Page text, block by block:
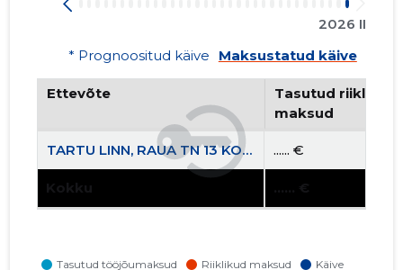
2026 II
* Prognoositud käive
Maksustatud käive
Ettevõte
Tasutud riiklikud
maksud
TARTU LINN, RAUA TN 13 KORTERIÜHISTU ...... €
Kokku ...... €